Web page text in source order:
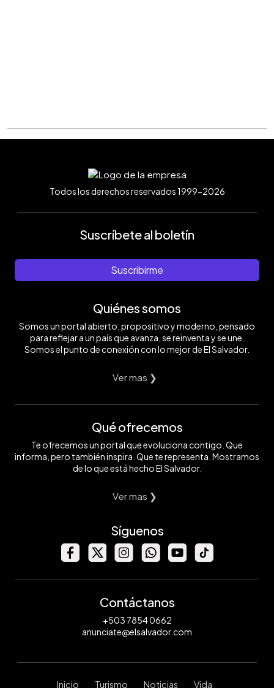
Todos los derechos reservados 1999-2026
Suscríbete al boletín
Suscribirme
Quiénes somos
Somos un portal abierto, propositivo y moderno, pensado
para reflejar a un país que avanza, se reinventa y se une.
Somos el punto de conexión con lo mejor de El Salvador.
Ver mas ❯
Qué ofrecemos
Te ofrecemos un portal que evoluciona contigo. Que
informa, pero también inspira. Que te representa. Mostramos
de lo que está hecho El Salvador.
Ver mas ❯
Síguenos
Contáctanos
+503 7854 0662
anunciate@elsalvador.com
Inicio Turismo Noticias Vida